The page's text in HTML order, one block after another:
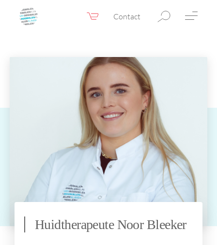
Contact
Webshop NL
Fillers & Botox
Huidtherapie
Ooglidcorrectie
Confidence Booster®
Voor & na foto’s
Tarieven
Blogs
Over ons
Huidtherapeute Noor Bleeker